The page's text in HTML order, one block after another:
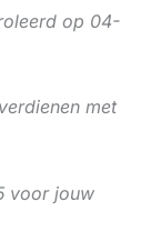
op 04-
met
voor jouw